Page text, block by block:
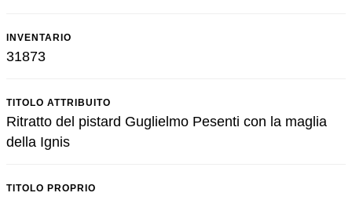
INVENTARIO
31873
TITOLO ATTRIBUITO
Ritratto del pistard Guglielmo Pesenti con la maglia
della Ignis
TITOLO PROPRIO